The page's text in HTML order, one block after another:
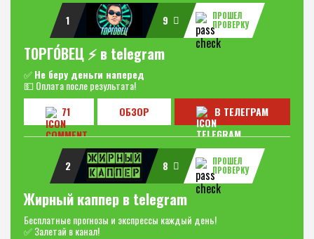
1 9
ПРОШЕЛ
ПРОВЕРКУ
ТОРГО́ВЕЦ ⚡️ в telegram
✅Не беру деньги наперед
💵 Оплата после результата!
71
ОБЗОР В ТЕЛЕГРАМ
2 8
ПРОШЕЛ
ПРОВЕРКУ
Жирный каппер в telegram
Бесплатные прогнозы и экспрессы каждый день!
✅ Залетай в канал!